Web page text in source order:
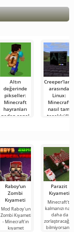
Altın
değerinde
pikseller:
Minecraft
hayranları
neden sanal
Creeper’ların
arasında
Linux:
Minecraft
nasıl tam
teşekküllü
Raboy'un
Zombi
Kıyameti
Mod Raboy'un
Zombi Kıyameti
- Minecraft'ın
kıyamet
Parazit
Kıyameti
Minecraft'ta
kalmanızı nasıl
daha da
bilmiyorsanız,